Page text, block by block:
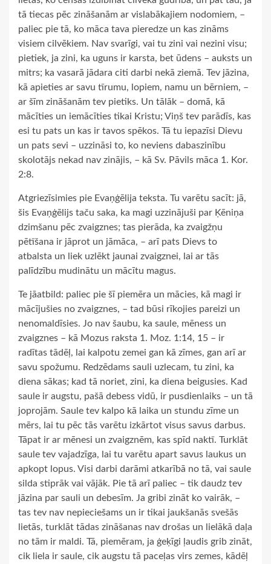
tā tiecas pēc zināšanām ar vislabākajiem nodomiem, –
paliec pie tā, ko māca tava pieredze un kas zināms
visiem cilvēkiem. Nav svarīgi, vai tu zini vai nezini visu;
pietiek, ja zini, ka uguns ir karsta, bet ūdens – auksts un
mitrs; ka vasarā jādara citi darbi nekā ziemā. Tev jāzina,
kā apieties ar savu tīrumu, lopiem, namu un bērniem, –
ar šīm zināšanām tev pietiks. Un tālāk – domā, kā
mācīties un iemācīties tikai Kristu; Viņš tev parādīs, kas
esi tu pats un kas ir tavos spēkos. Tā tu iepazīsi Dievu
un pats sevi – uzzināsi to, ko neviens dabaszinību
skolotājs nekad nav zinājis, – kā Sv. Pāvils māca 1. Kor.
2:8.
Atgriezīsimies pie Evaņģēlija teksta. Tu varētu sacīt: jā,
šis Evaņģēlijs taču saka, ka magi uzzinājuši par Ķēniņa
dzimšanu pēc zvaigznes; tas pierāda, ka zvaigžņu
pētīšana ir jāprot un jāmāca, – arī pats Dievs to
atbalsta un liek uzlēkt jaunai zvaigznei, lai ar tās
palīdzību mudinātu un mācītu magus.
Te jāatbild: paliec pie šī piemēra un mācies, kā magi ir
mācījušies no zvaigznes, – tad būsi rīkojies pareizi un
nenomaldīsies. Jo nav šaubu, ka saule, mēness un
zvaigznes – kā Mozus raksta 1. Moz. 1:14, 15 – ir
radītas tādēļ, lai kalpotu zemei gan kā zīmes, gan arī ar
savu spožumu. Redzēdams sauli uzlecam, tu zini, ka
diena sākas; kad tā noriet, zini, ka diena beigusies. Kad
saule ir augstu, pašā debess vidū, ir pusdienlaiks – un tā
joprojām. Saule tev kalpo kā laika un stundu zīme un
mērs, lai tu pēc tās varētu izkārtot visus savus darbus.
Tāpat ir ar mēnesi un zvaigznēm, kas spīd naktī. Turklāt
saule tev vajadzīga, lai tu varētu apart savus laukus un
apkopt lopus. Visi darbi darāmi atkarībā no tā, vai saule
silda stiprāk vai vājāk. Pie tā arī paliec – tik daudz tev
jāzina par sauli un debesīm. Ja gribi zināt ko vairāk, –
tas tev nav nepieciešams un ir tikai jaukšanās svešās
lietās, turklāt tādas zināšanas nav drošas un lielākā daļa
no tām ir maldi. Tā, piemēram, ja ģeķīgi ļaudis grib zināt,
cik liela ir saule, cik augstu tā paceļas virs zemes, kādēļ